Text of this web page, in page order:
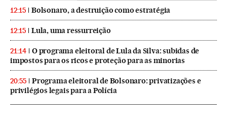
12:15 Bolsonaro, a destruição como estratégia
12:15 Lula, uma ressurreição
21:14
O programa eleitoral de Lula da Silva: subidas de
impostos para os ricos e proteção para as minorias
20:55
Programa eleitoral de Bolsonaro: privatizações e
privilégios legais para a Polícia